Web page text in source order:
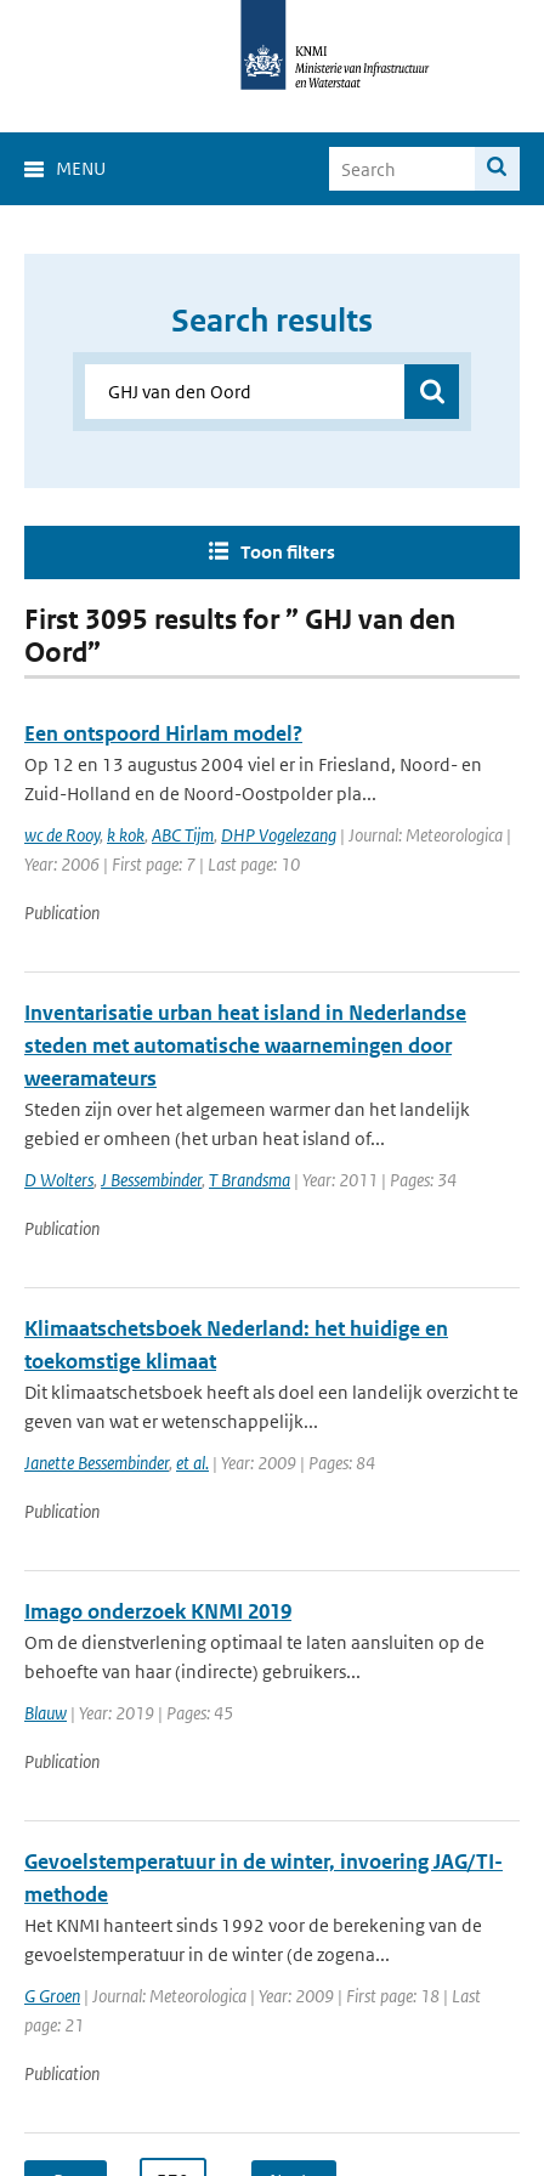
MENU
Search results
Toon filters
First 3095 results for ” GHJ van den
Oord”
Een ontspoord Hirlam model?
Op 12 en 13 augustus 2004 viel er in Friesland, Noord- en
Zuid-Holland en de Noord-Oostpolder pla...
wc de Rooy, k kok, ABC Tijm, DHP Vogelezang | Journal: Meteorologica |
Year: 2006 | First page: 7 | Last page: 10
Publication
Inventarisatie urban heat island in Nederlandse
steden met automatische waarnemingen door
weeramateurs
Steden zijn over het algemeen warmer dan het landelijk
gebied er omheen (het urban heat island of...
D Wolters, J Bessembinder, T Brandsma | Year: 2011 | Pages: 34
Publication
Klimaatschetsboek Nederland: het huidige en
toekomstige klimaat
Dit klimaatschetsboek heeft als doel een landelijk overzicht te
geven van wat er wetenschappelijk...
Janette Bessembinder, et al. | Year: 2009 | Pages: 84
Publication
Imago onderzoek KNMI 2019
Om de dienstverlening optimaal te laten aansluiten op de
behoefte van haar (indirecte) gebruikers...
Blauw | Year: 2019 | Pages: 45
Publication
Gevoelstemperatuur in de winter, invoering JAG/TI-
methode
Het KNMI hanteert sinds 1992 voor de berekening van de
gevoelstemperatuur in de winter (de zogena...
G Groen | Journal: Meteorologica | Year: 2009 | First page: 18 | Last
page: 21
Publication